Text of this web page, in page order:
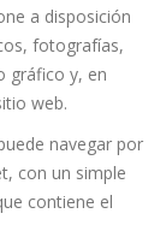
a disposición
fotografías,
gráfico y, en
web.
navegar por
con un simple
contiene el